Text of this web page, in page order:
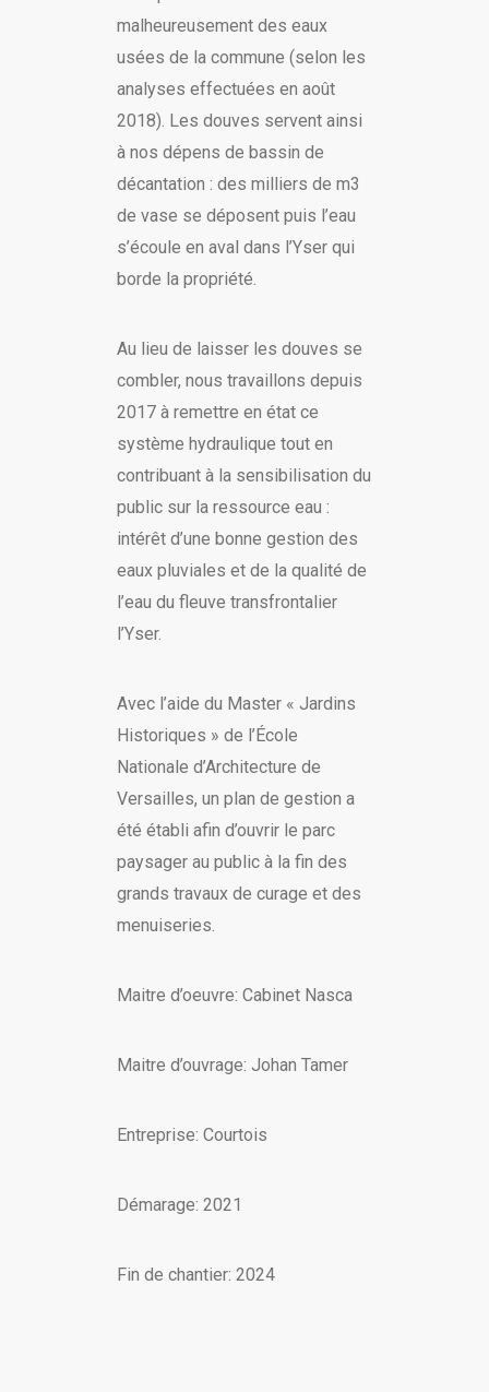
malheureusement des eaux
usées de la commune (selon les
analyses effectuées en août
2018). Les douves servent ainsi
à nos dépens de bassin de
décantation : des milliers de m3
de vase se déposent puis l’eau
s’écoule en aval dans l’Yser qui
borde la propriété.
Au lieu de laisser les douves se
combler, nous travaillons depuis
2017 à remettre en état ce
système hydraulique tout en
contribuant à la sensibilisation du
public sur la ressource eau :
intérêt d’une bonne gestion des
eaux pluviales et de la qualité de
l’eau du fleuve transfrontalier
l’Yser.
Avec l’aide du Master « Jardins
Historiques » de l’École
Nationale d’Architecture de
Versailles, un plan de gestion a
été établi afin d’ouvrir le parc
paysager au public à la fin des
grands travaux de curage et des
menuiseries.
Maitre d’oeuvre: Cabinet Nasca
Maitre d’ouvrage: Johan Tamer
Entreprise: Courtois
Démarage: 2021
Fin de chantier: 2024